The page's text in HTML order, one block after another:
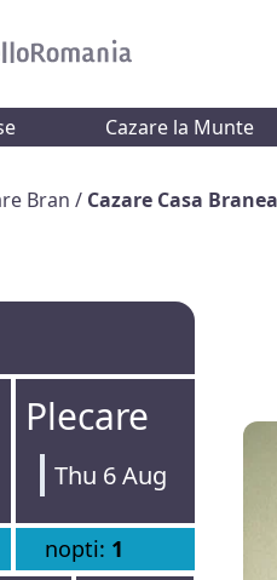
Cazare la Munte
Bran / Cazare Casa
Plecare
Thu 6 Aug
nopti: 1